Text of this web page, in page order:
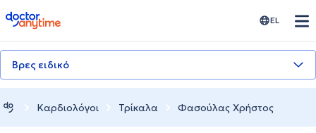
doctoranytime EL
Βρες ειδικό
Καρδιολόγοι Τρίκαλα Φασούλας Χρήστος